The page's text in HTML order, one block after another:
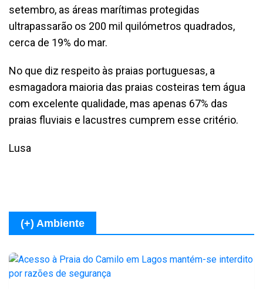
setembro, as áreas marítimas protegidas
ultrapassarão os 200 mil quilómetros quadrados,
cerca de 19% do mar.
No que diz respeito às praias portuguesas, a
esmagadora maioria das praias costeiras tem água
com excelente qualidade, mas apenas 67% das
praias fluviais e lacustres cumprem esse critério.
Lusa
(+) Ambiente